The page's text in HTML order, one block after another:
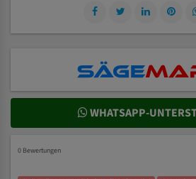
WHATSAPP-
0 Bewertungen